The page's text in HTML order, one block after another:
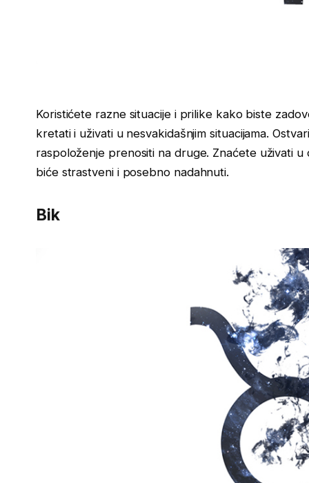
Koristićete razne situacije i prilike kako biste
kretati i uživati u nesvakidašnjim situacijama.
raspoloženje prenositi na druge. Znaćete uživati u
biće strastveni i posebno nadahnuti.
Bik